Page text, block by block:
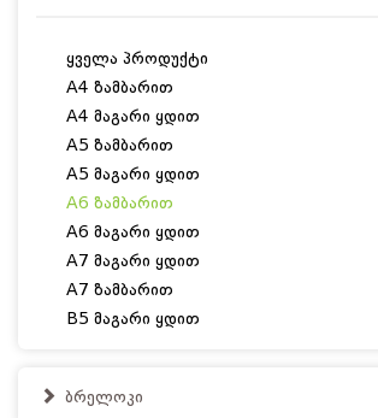
ყველა პროდუქტი
A4 ზამბარით
A4 მაგარი ყდით
A5 ზამბარით
A5 მაგარი ყდით
A6 ზამბარით
A6 მაგარი ყდით
A7 მაგარი ყდით
A7 ზამბარით
B5 მაგარი ყდით
ბრელოკი